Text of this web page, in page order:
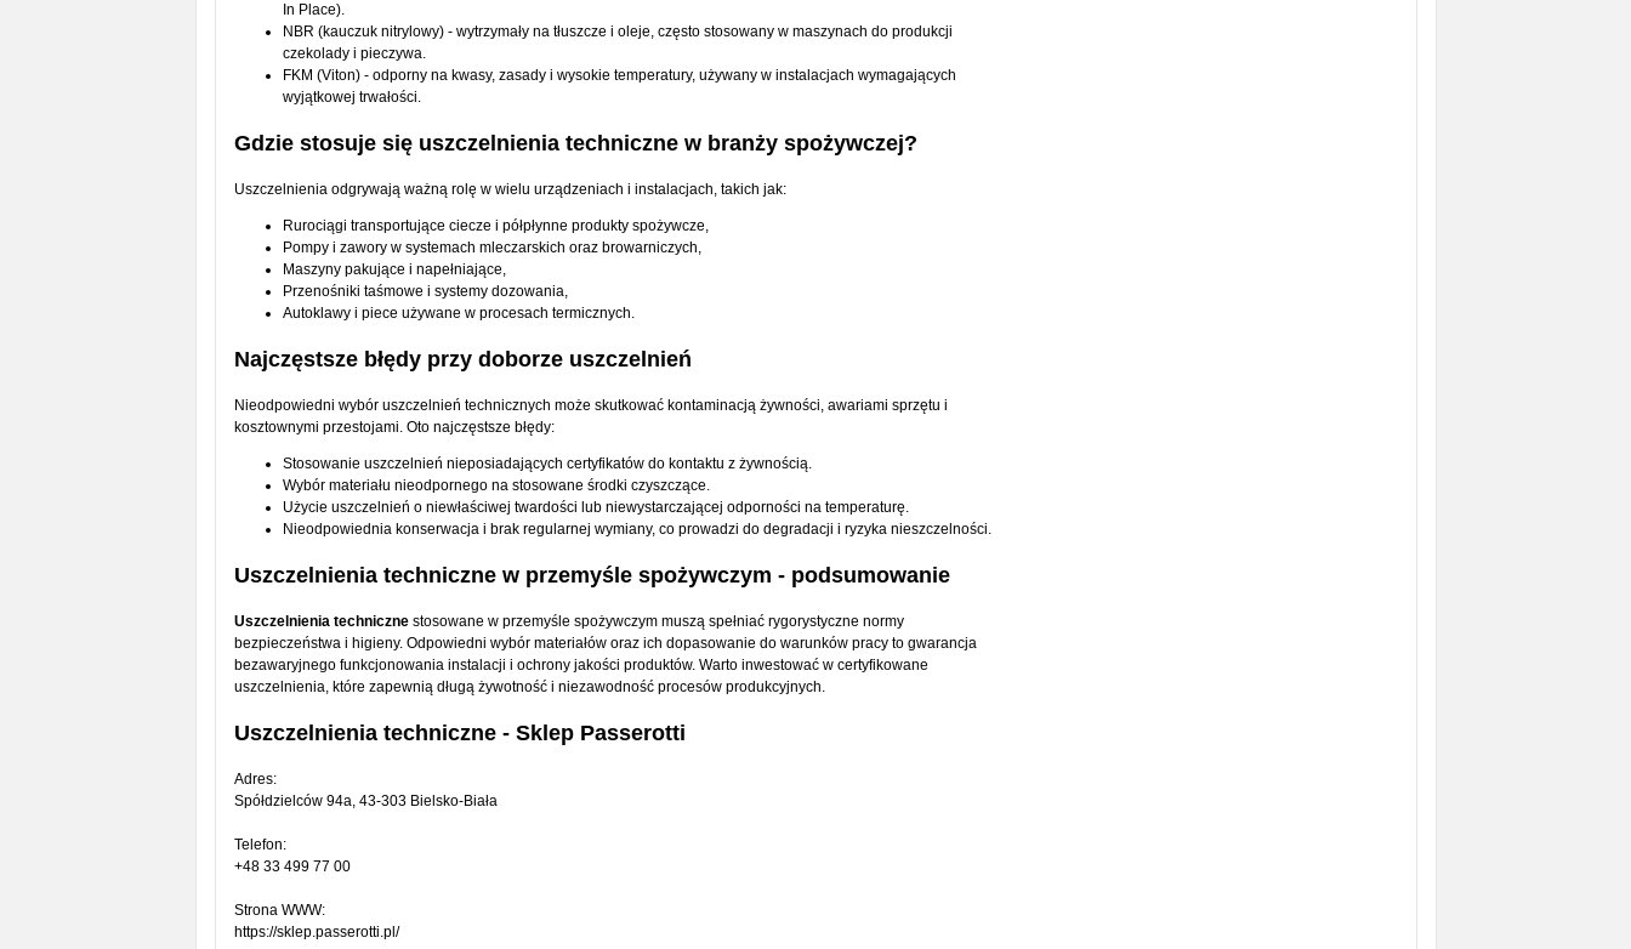
In Place).
NBR (kauczuk nitrylowy) - wytrzymały na tłuszcze i oleje, często stosowany w maszynach do produkcji
czekolady i pieczywa.
FKM (Viton) - odporny na kwasy, zasady i wysokie temperatury, używany w instalacjach wymagających
wyjątkowej trwałości.
Gdzie stosuje się uszczelnienia techniczne w branży spożywczej?
Uszczelnienia odgrywają ważną rolę w wielu urządzeniach i instalacjach, takich jak:
Rurociągi transportujące ciecze i półpłynne produkty spożywcze,
Pompy i zawory w systemach mleczarskich oraz browarniczych,
Maszyny pakujące i napełniające,
Przenośniki taśmowe i systemy dozowania,
Autoklawy i piece używane w procesach termicznych.
Najczęstsze błędy przy doborze uszczelnień
Nieodpowiedni wybór uszczelnień technicznych może skutkować kontaminacją żywności, awariami sprzętu i
kosztownymi przestojami. Oto najczęstsze błędy:
Stosowanie uszczelnień nieposiadających certyfikatów do kontaktu z żywnością.
Wybór materiału nieodpornego na stosowane środki czyszczące.
Użycie uszczelnień o niewłaściwej twardości lub niewystarczającej odporności na temperaturę.
Nieodpowiednia konserwacja i brak regularnej wymiany, co prowadzi do degradacji i ryzyka nieszczelności.
Uszczelnienia techniczne w przemyśle spożywczym - podsumowanie
Uszczelnienia technicznestosowane w przemyśle spożywczym muszą spełniać rygorystyczne normy
bezpieczeństwa i higieny. Odpowiedni wybór materiałów oraz ich dopasowanie do warunków pracy to gwarancja
bezawaryjnego funkcjonowania instalacji i ochrony jakości produktów. Warto inwestować w certyfikowane
uszczelnienia, które zapewnią długą żywotność i niezawodność procesów produkcyjnych.
Uszczelnienia techniczne - Sklep Passerotti
Adres:
Spółdzielców 94a, 43-303 Bielsko-Biała
Telefon:
+48 33 499 77 00
Strona WWW:
https://sklep.passerotti.pl/